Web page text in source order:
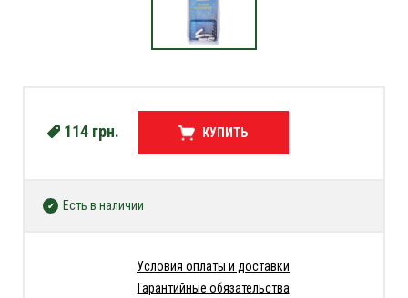
114 грн. КУПИТЬ
Есть в наличии
Условия оплаты и доставки
Гарантийные обязательства